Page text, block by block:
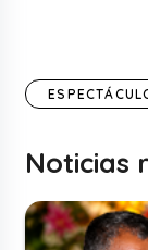
Noticias